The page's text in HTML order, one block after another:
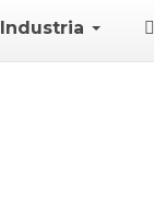
Industria